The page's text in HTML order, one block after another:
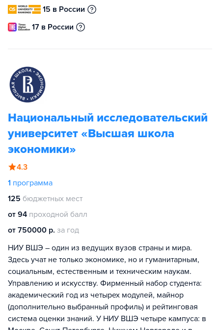
15 в России
17 в России
Национальный исследовательский
университет «Высшая школа
экономики»
4.3
1 программа
125 бюджетных мест
от 94 проходной балл
от 750000 р. за год
НИУ ВШЭ – один из ведущих вузов страны и мира.
Здесь учат не только экономике, но и гуманитарным,
социальным, естественным и техническим наукам.
Управлению и искусству. Фирменный набор студента:
академический год из четырех модулей, майнор
(дополнительно выбранный профиль) и рейтинговая
система оценки знаний. У НИУ ВШЭ четыре кампуса: в